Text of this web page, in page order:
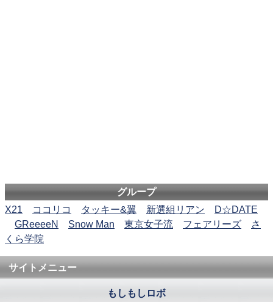
グループ
X21
ココリコ タッキー&翼 新選組リアン
D☆DATE
GReeeeN
Snow Man 東京女子流 フェアリーズ
さ
くら学院
サイトメニュー
もしもしロボ